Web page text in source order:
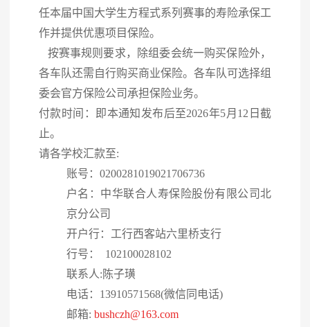
任本届中国大学生方程式系列赛事的寿险承保工
作并提供优惠项目保险。
按赛事规则要求，除组委会统一购买保险外，
各车队还需自行购买商业保险。各车队可选择组
委会官方保险公司承担保险业务。
付款时间：即本通知发布后至2026年5月12日截
止。
请各学校汇款至:
账号：0200281019021706736
户名：中华联合人寿保险股份有限公司北
京分公司
开户行：工行西客站六里桥支行
行号： 102100028102
联系人:陈子璜
电话：13910571568(微信同电话)
邮箱: bushczh@163.com